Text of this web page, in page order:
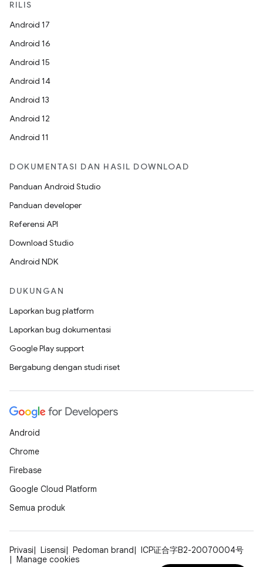
RILIS
Android 17
Android 16
Android 15
Android 14
Android 13
Android 12
Android 11
DOKUMENTASI DAN HASIL DOWNLOAD
Panduan Android Studio
Panduan developer
Referensi API
Download Studio
Android NDK
DUKUNGAN
Laporkan bug platform
Laporkan bug dokumentasi
Google Play support
Bergabung dengan studi riset
Android
Chrome
Firebase
Google Cloud Platform
Semua produk
Privasi Lisensi Pedoman brand
ICP证合字B2-20070004号
Manage cookies